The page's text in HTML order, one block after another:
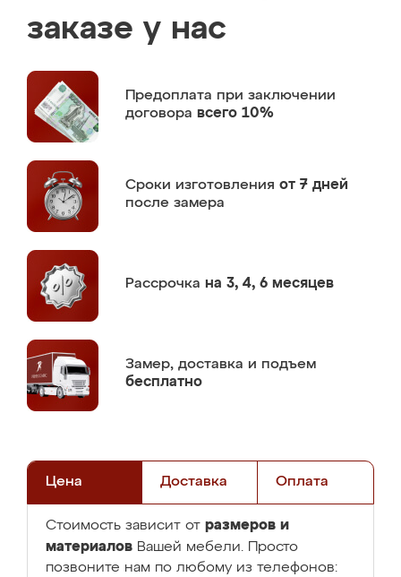
заказе у нас
Предоплата при заключении
договора всего 10%
Сроки изготовления от 7 дней
после замера
Рассрочка на 3, 4, 6 месяцев
Замер, доставка и подъем
бесплатно
Цена Доставка Оплата
Стоимость зависит от размеров и
материалов Вашей мебели. Просто
позвоните нам по любому из телефонов: